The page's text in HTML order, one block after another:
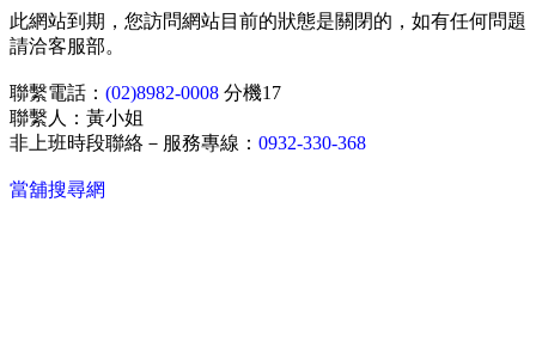
此網站到期，您訪問網站目前的狀態是關閉的，如有任何問題
請洽客服部。
聯繫電話： (02)8982-0008 分機17
聯繫人：黃小姐
非上班時段聯絡－服務專線： 0932-330-368
當舖搜尋網